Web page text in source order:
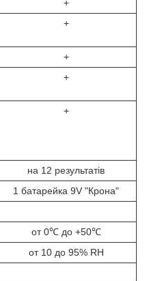
+
+
+
+
+
на 12 результатів
1 батарейка 9V "Крона"
от 0℃ до +50℃
от 10 до 95% RH